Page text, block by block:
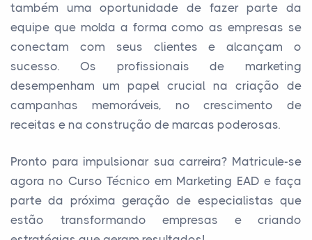
também uma oportunidade de fazer parte da
equipe que molda a forma como as empresas se
conectam com seus clientes e alcançam o
sucesso. Os profissionais de marketing
desempenham um papel crucial na criação de
campanhas memoráveis, no crescimento de
receitas e na construção de marcas poderosas.
Pronto para impulsionar sua carreira? Matricule-se
agora no Curso Técnico em Marketing EAD e faça
parte da próxima geração de especialistas que
estão transformando empresas e criando